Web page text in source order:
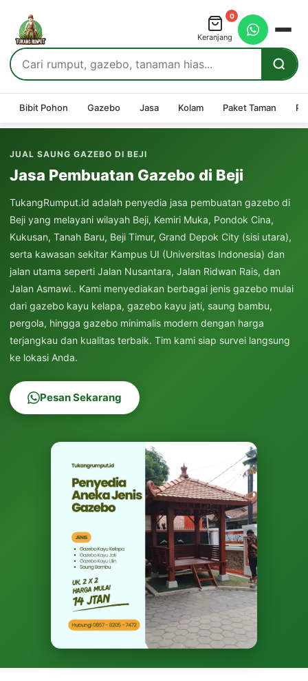
0
Keranjang
Bibit Pohon Gazebo Jasa Kolam Paket Taman
JUAL SAUNG GAZEBO DI BEJI
Jasa Pembuatan Gazebo di Beji
TukangRumput.id adalah penyedia jasa pembuatan gazebo di
Beji yang melayani wilayah Beji, Kemiri Muka, Pondok Cina,
Kukusan, Tanah Baru, Beji Timur, Grand Depok City (sisi utara),
serta kawasan sekitar Kampus UI (Universitas Indonesia) dan
jalan utama seperti Jalan Nusantara, Jalan Ridwan Rais, dan
Jalan Asmawi.. Kami menyediakan berbagai jenis gazebo mulai
dari gazebo kayu kelapa, gazebo kayu jati, saung bambu,
pergola, hingga gazebo minimalis modern dengan harga
terjangkau dan kualitas terbaik. Tim kami siap survei langsung
ke lokasi Anda.
Pesan Sekarang